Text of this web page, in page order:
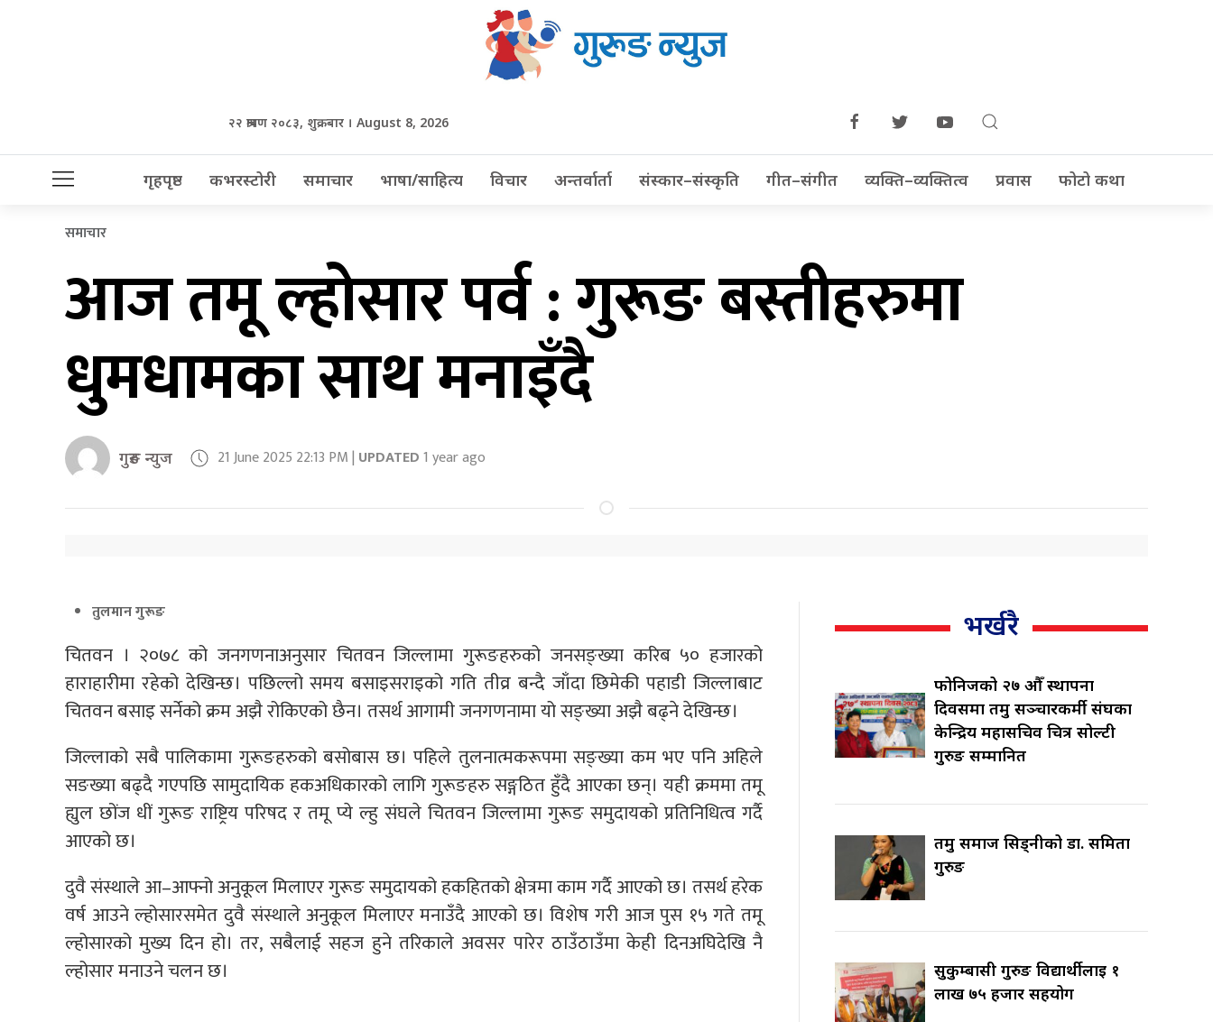
२२ श्रावण २०८३, शुक्रबार । August 8, 2026
गृहपृष्ठ कभरस्टोरी समाचार भाषा/साहित्य विचार अन्तर्वार्ता संस्कार–संस्कृति गीत–संगीत व्यक्ति–व्यक्तित्व प्रवास फोटो कथा
समाचार
आज तमू ल्होसार पर्व : गुरूङ बस्तीहरुमा
धुमधामका साथ मनाइँदै
गुरुङ न्युज 21 June 2025 22:13 PM | UPDATED1 year ago
तुलमान गुरूङ
चितवन । २०७८ को जनगणनाअनुसार चितवन जिल्लामा गुरूङहरुको जनसङ्ख्या करिब ५० हजारको
हाराहारीमा रहेको देखिन्छ। पछिल्लो समय बसाइसराइको गति तीव्र बन्दै जाँदा छिमेकी पहाडी जिल्लाबाट
चितवन बसाइ सर्नेको क्रम अझै रोकिएको छैन। तसर्थ आगामी जनगणनामा यो सङ्ख्या अझै बढ्ने देखिन्छ।
जिल्लाको सबै पालिकामा गुरूङहरुको बसोबास छ। पहिले तुलनात्मकरूपमा सङ्ख्या कम भए पनि अहिले
सङख्या बढ्दै गएपछि सामुदायिक हकअधिकारको लागि गुरूङहरु सङ्गठित हुँदै आएका छन्। यही क्रममा तमू
ह्युल छोंज धीं गुरूङ राष्ट्रिय परिषद र तमू प्ये ल्हु संघले चितवन जिल्लामा गुरूङ समुदायको प्रतिनिधित्व गर्दै
आएको छ।
दुवै संस्थाले आ–आफ्नो अनुकूल मिलाएर गुरूङ समुदायको हकहितको क्षेत्रमा काम गर्दै आएको छ। तसर्थ हरेक
वर्ष आउने ल्होसारसमेत दुवै संस्थाले अनुकूल मिलाएर मनाउँदै आएको छ। विशेष गरी आज पुस १५ गते तमू
ल्होसारको मुख्य दिन हो। तर, सबैलाई सहज हुने तरिकाले अवसर पारेर ठाउँठाउँमा केही दिनअघिदेखि नै
ल्होसार मनाउने चलन छ।
भर्खरै
फोनिजको २७ औँ स्थापना
दिवसमा तमु सञ्चारकर्मी संघका
केन्द्रिय महासचिव चित्र सोल्टी
गुरुङ सम्मानित
तमु समाज सिड्नीको डा. समिता
गुरुङ
सुकुम्बासी गुरुङ विद्यार्थीलाई १
लाख ७५ हजार सहयोग